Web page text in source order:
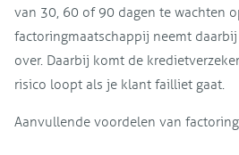
van 30, 60 of 90 dagen te wachten
factoringmaatschappij neemt
over. Daarbij komt de
risico loopt als je klant failliet gaat.
Aanvullende voordelen van